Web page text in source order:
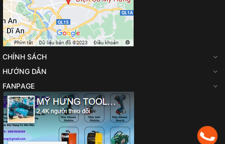
CHÍNH SÁCH
HƯỚNG DẪN
FANPAGE